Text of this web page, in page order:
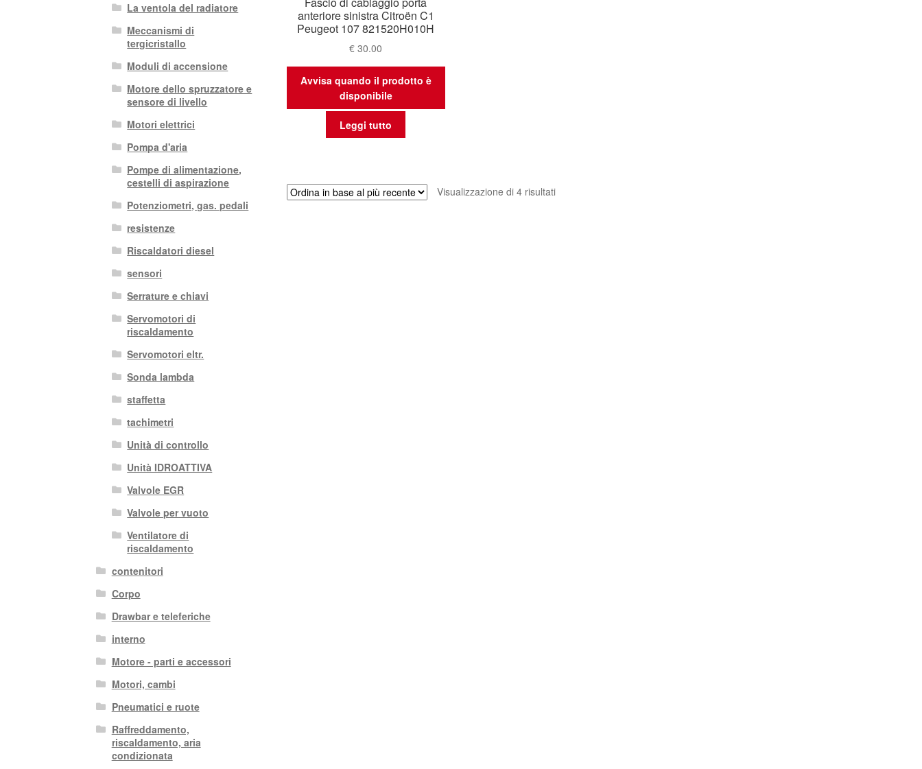
anteriore sinistra Citroën C1
Peugeot 107 821520H010H
€ 30.00
Avvisa quando il prodotto è
disponibile
Leggi tutto
Visualizzazione di 4 risultatiOrdina
La ventola del radiatore
Meccanismi di
tergicristallo
Moduli di accensione
Motore dello spruzzatore e
sensore di livello
Motori elettrici
Pompa d'aria
Pompe di alimentazione,
cestelli di aspirazione
Potenziometri, gas. pedali
resistenze
Riscaldatori diesel
sensori
Serrature e chiavi
Servomotori di
riscaldamento
Servomotori eltr.
Sonda lambda
staffetta
tachimetri
Unità di controllo
Unità IDROATTIVA
Valvole EGR
Valvole per vuoto
Ventilatore di
riscaldamento
contenitori
Corpo
Drawbar e teleferiche
interno
Motore - parti e accessori
Motori, cambi
Pneumatici e ruote
Raffreddamento,
riscaldamento, aria
condizionata